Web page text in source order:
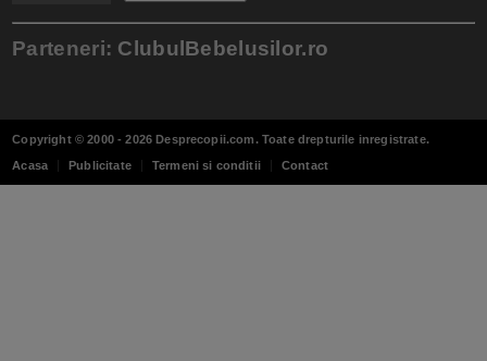
Parteneri: ClubulBebelusilor.ro
Copyright © 2000 - 2026Desprecopii.com . Toate drepturile inregistrate.
Acasa
Publicitate Termeni si conditii Contact